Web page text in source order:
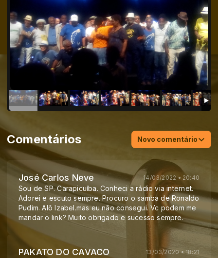
Comentários Novo comentário
Sou de SP. Carapicuíba. Conheci a rádio via internet.
Adorei e escuto sempre. Procuro o samba de Ronaldo
Pudim. Alô Izabel.mas eu não consegui. Vc podem me
mandar o link? Muito obrigado e sucesso sempre.
José Carlos Neve 14/03/2022 • 20:40
PAKATO DO CAVACO 13/03/2020 • 18:21